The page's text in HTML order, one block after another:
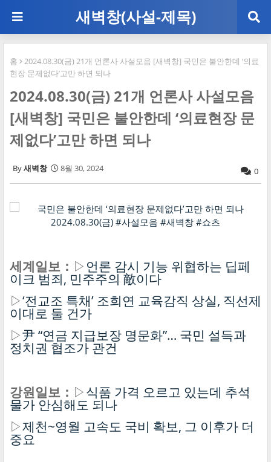
새벽창(사설-제목)
홈
2024.08.30(금) 21개 언론사 사설모음 [새벽창] 국민은 불안한데 ‘의료
현장 문제없다’고만 하면 되나
2024.08.30(금) 21개 언론사 사설모음
[새벽창] 국민은 불안한데 ‘의료현장 문
제없다’고만 하면 되나
새벽창 8월 30, 2024 0
세계일보： ▷ 언론 감시 기능 위협하는 딥페
이크 범죄, 민주주의 敵이다
▷‘전교조 특채’ 조희연 교육감직 상실, 직선제
이대로 둘 건가
▷尹 “연금 지급보장 명문화”… 국민 설득과
정치권 협조가 관건
강원일보： ▷식품 가격 오르고 있는데 추석
물가 안심해도 되나
▷제천~영월 고속도 국비 확보, 그 이후가 더
중요